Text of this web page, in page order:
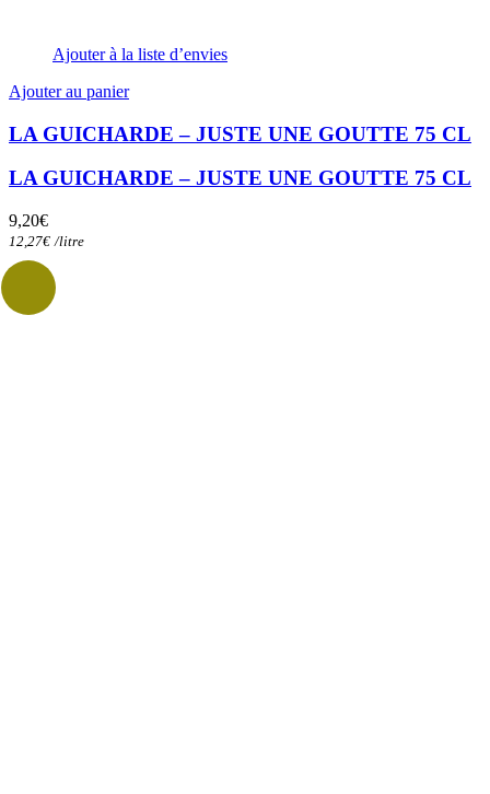
Ajouter à la liste d’envies
Ajouter au panier
LA GUICHARDE – JUSTE UNE GOUTTE 75 CL
LA GUICHARDE – JUSTE UNE GOUTTE 75 CL
9,20€
12,27€ /litre